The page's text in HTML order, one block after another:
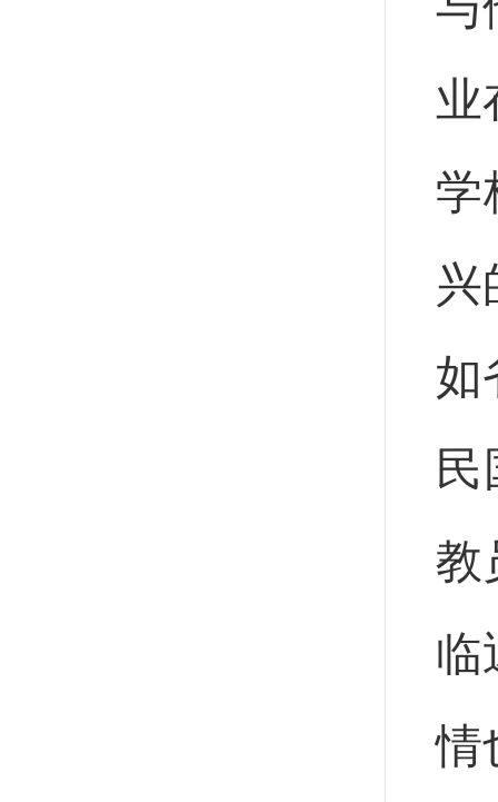
业
学
兴
如
教
临
情